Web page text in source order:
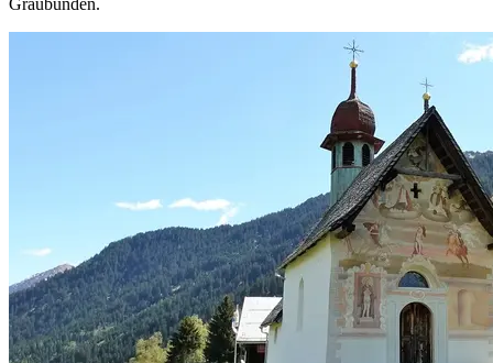
Graubünden.